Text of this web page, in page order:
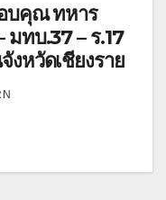
บคุณ ทหาร
ทบ.37 – ร.17
หวัดเชียงราย